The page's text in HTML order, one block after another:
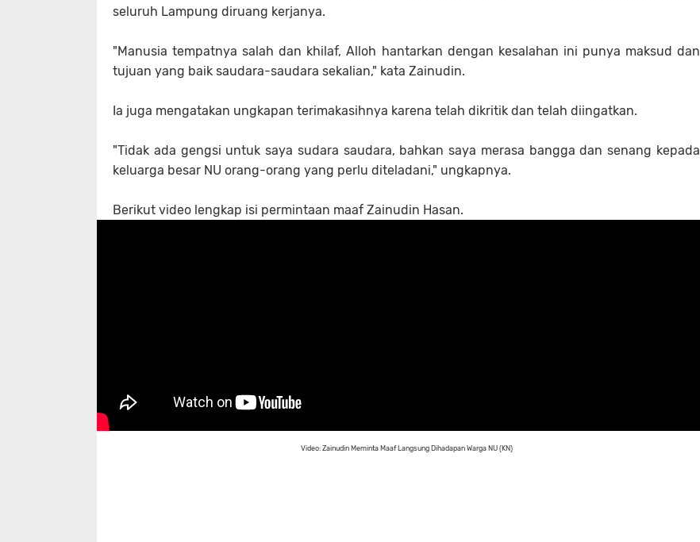
seluruh Lampung diruang kerjanya.
"Manusia tempatnya salah dan khilaf, Alloh hantarkan dengan kesalahan ini punya maksud dan
tujuan yang baik saudara-saudara sekalian," kata Zainudin.
Ia juga mengatakan ungkapan terimakasihnya karena telah dikritik dan telah diingatkan.
"Tidak ada gengsi untuk saya sudara saudara, bahkan saya merasa bangga dan senang kepada
keluarga besar NU orang-orang yang perlu diteladani," ungkapnya.
Berikut video lengkap isi permintaan maaf Zainudin Hasan.
Video: Zainudin Meminta Maaf Langsung Dihadapan Warga NU (KN)